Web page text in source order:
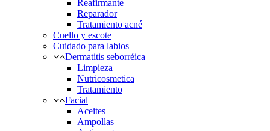
Reafirmante
Reparador
Tratamiento acné
Cuello y escote
Cuidado para labios
Dermatitis seborréica
Limpieza
Nutricosmetica
Tratamiento
Facial
Aceites
Ampollas